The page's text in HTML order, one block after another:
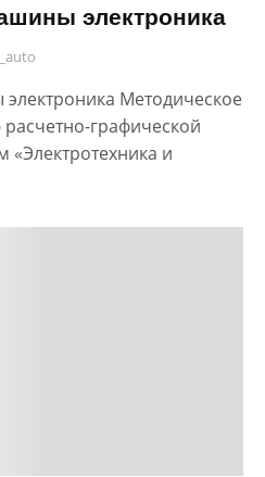
электроника
Методическое
графической
и